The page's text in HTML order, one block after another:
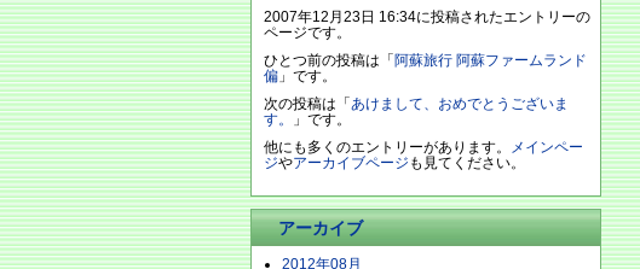
2007年12月23日 16:34に投稿されたエントリーの
ページです。
ひとつ前の投稿は「 阿蘇旅行 阿蘇ファームランド
偏 」です。
次の投稿は「 あけまして、おめでとうございま
す。
」です。
他にも多くのエントリーがあります。
メインペー
ジやアーカイブページ も見てください。
アーカイブ
2012年08月